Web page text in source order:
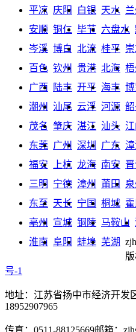
平凉 庆阳 白银 天水 兰
安顺 铜仁 毕节 六盘水
岑溪 博白 北流 桂平
百色 钦州 贵港 北海 梧
广西
陆丰 开平 海丰
潮州
汕尾 云浮 河源
茂名 肇庆 湛江 汕头 江
东莞 广州 深圳 广东
福安
上杭 龙海 南安
三明
宁德 漳州 莆田 泉
东至 天长 宁国 桐城
亳州
宣城 铜陵 马鞍山
淮南 阜阳 蚌埠 芜湖
号-1
地址：江苏省扬中市经济开发
18952907965
传真：0511-88125669邮箱：